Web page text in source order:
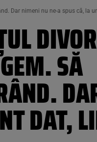
Dar nimeni nu ne-a spus că, la
SĂ
DAT,